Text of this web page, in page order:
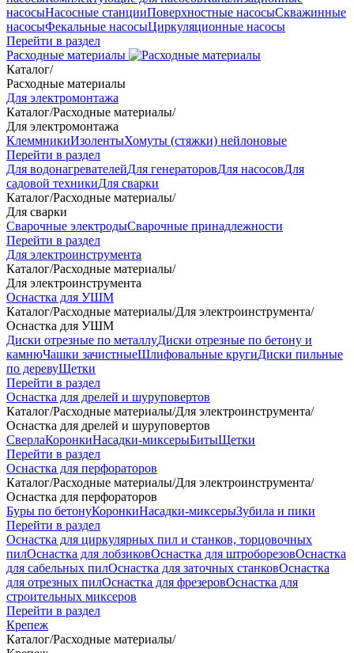
насосыНасосные станцииПоверхностные насосыСкважинные
насосыФекальные насосыЦиркуляционные насосы
Перейти в раздел
Расходные материалы
Каталог/
Расходные материалы
Для электромонтажа
Каталог/Расходные материалы/
Для электромонтажа
КлеммникиИзолентыХомуты (стяжки) нейлоновые
Перейти в раздел
Для водонагревателейДля генераторовДля насосовДля
садовой техникиДля сварки
Каталог/Расходные материалы/
Для сварки
Сварочные электродыСварочные принадлежности
Перейти в раздел
Для электроинструмента
Каталог/Расходные материалы/
Для электроинструмента
Оснастка для УШМ
Каталог/Расходные материалы/Для электроинструмента/
Оснастка для УШМ
Диски отрезные по металлуДиски отрезные по бетону и
камнюЧашки зачистныеШлифовальные кругиДиски пильные
по деревуЩетки
Перейти в раздел
Оснастка для дрелей и шуруповертов
Каталог/Расходные материалы/Для электроинструмента/
Оснастка для дрелей и шуруповертов
СверлаКоронкиНасадки-миксерыБитыЩетки
Перейти в раздел
Оснастка для перфораторов
Каталог/Расходные материалы/Для электроинструмента/
Оснастка для перфораторов
Буры по бетонуКоронкиНасадки-миксерыЗубила и пики
Перейти в раздел
Оснастка для циркулярных пил и станков, торцовочных
пилОснастка для лобзиковОснастка для штроборезовОснастка
для сабельных пилОснастка для заточных станковОснастка
для отрезных пилОснастка для фрезеровОснастка для
строительных миксеров
Перейти в раздел
Крепеж
Каталог/Расходные материалы/